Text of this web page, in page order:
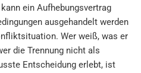
ein Aufhebungsvertrag
ausgehandelt werden
Wer weiß, was er
die Trennung nicht als
Entscheidung erlebt, ist